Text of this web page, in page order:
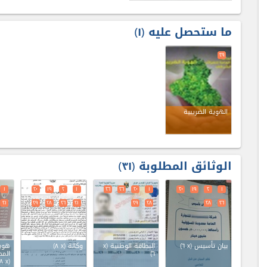
ما ستحصل عليه ۱
الهوية الضريبية
٢٩
الوثائق المطلوبة ٣۱
بيان تأسيس (x ٦)
۱ ٢ ۱٩
٢٠
٢٦
٢٨
البطاقة الوطنية (x
٦)
۱ ٢٠ ٢٦
٢٦
٢٨
٢٩
وكالة (x ٨)
۱ ٢ ۱٩
٢٠
٢۱
٢٦ ٢٨ ٢٩
(x ٨)
۱
٢۱